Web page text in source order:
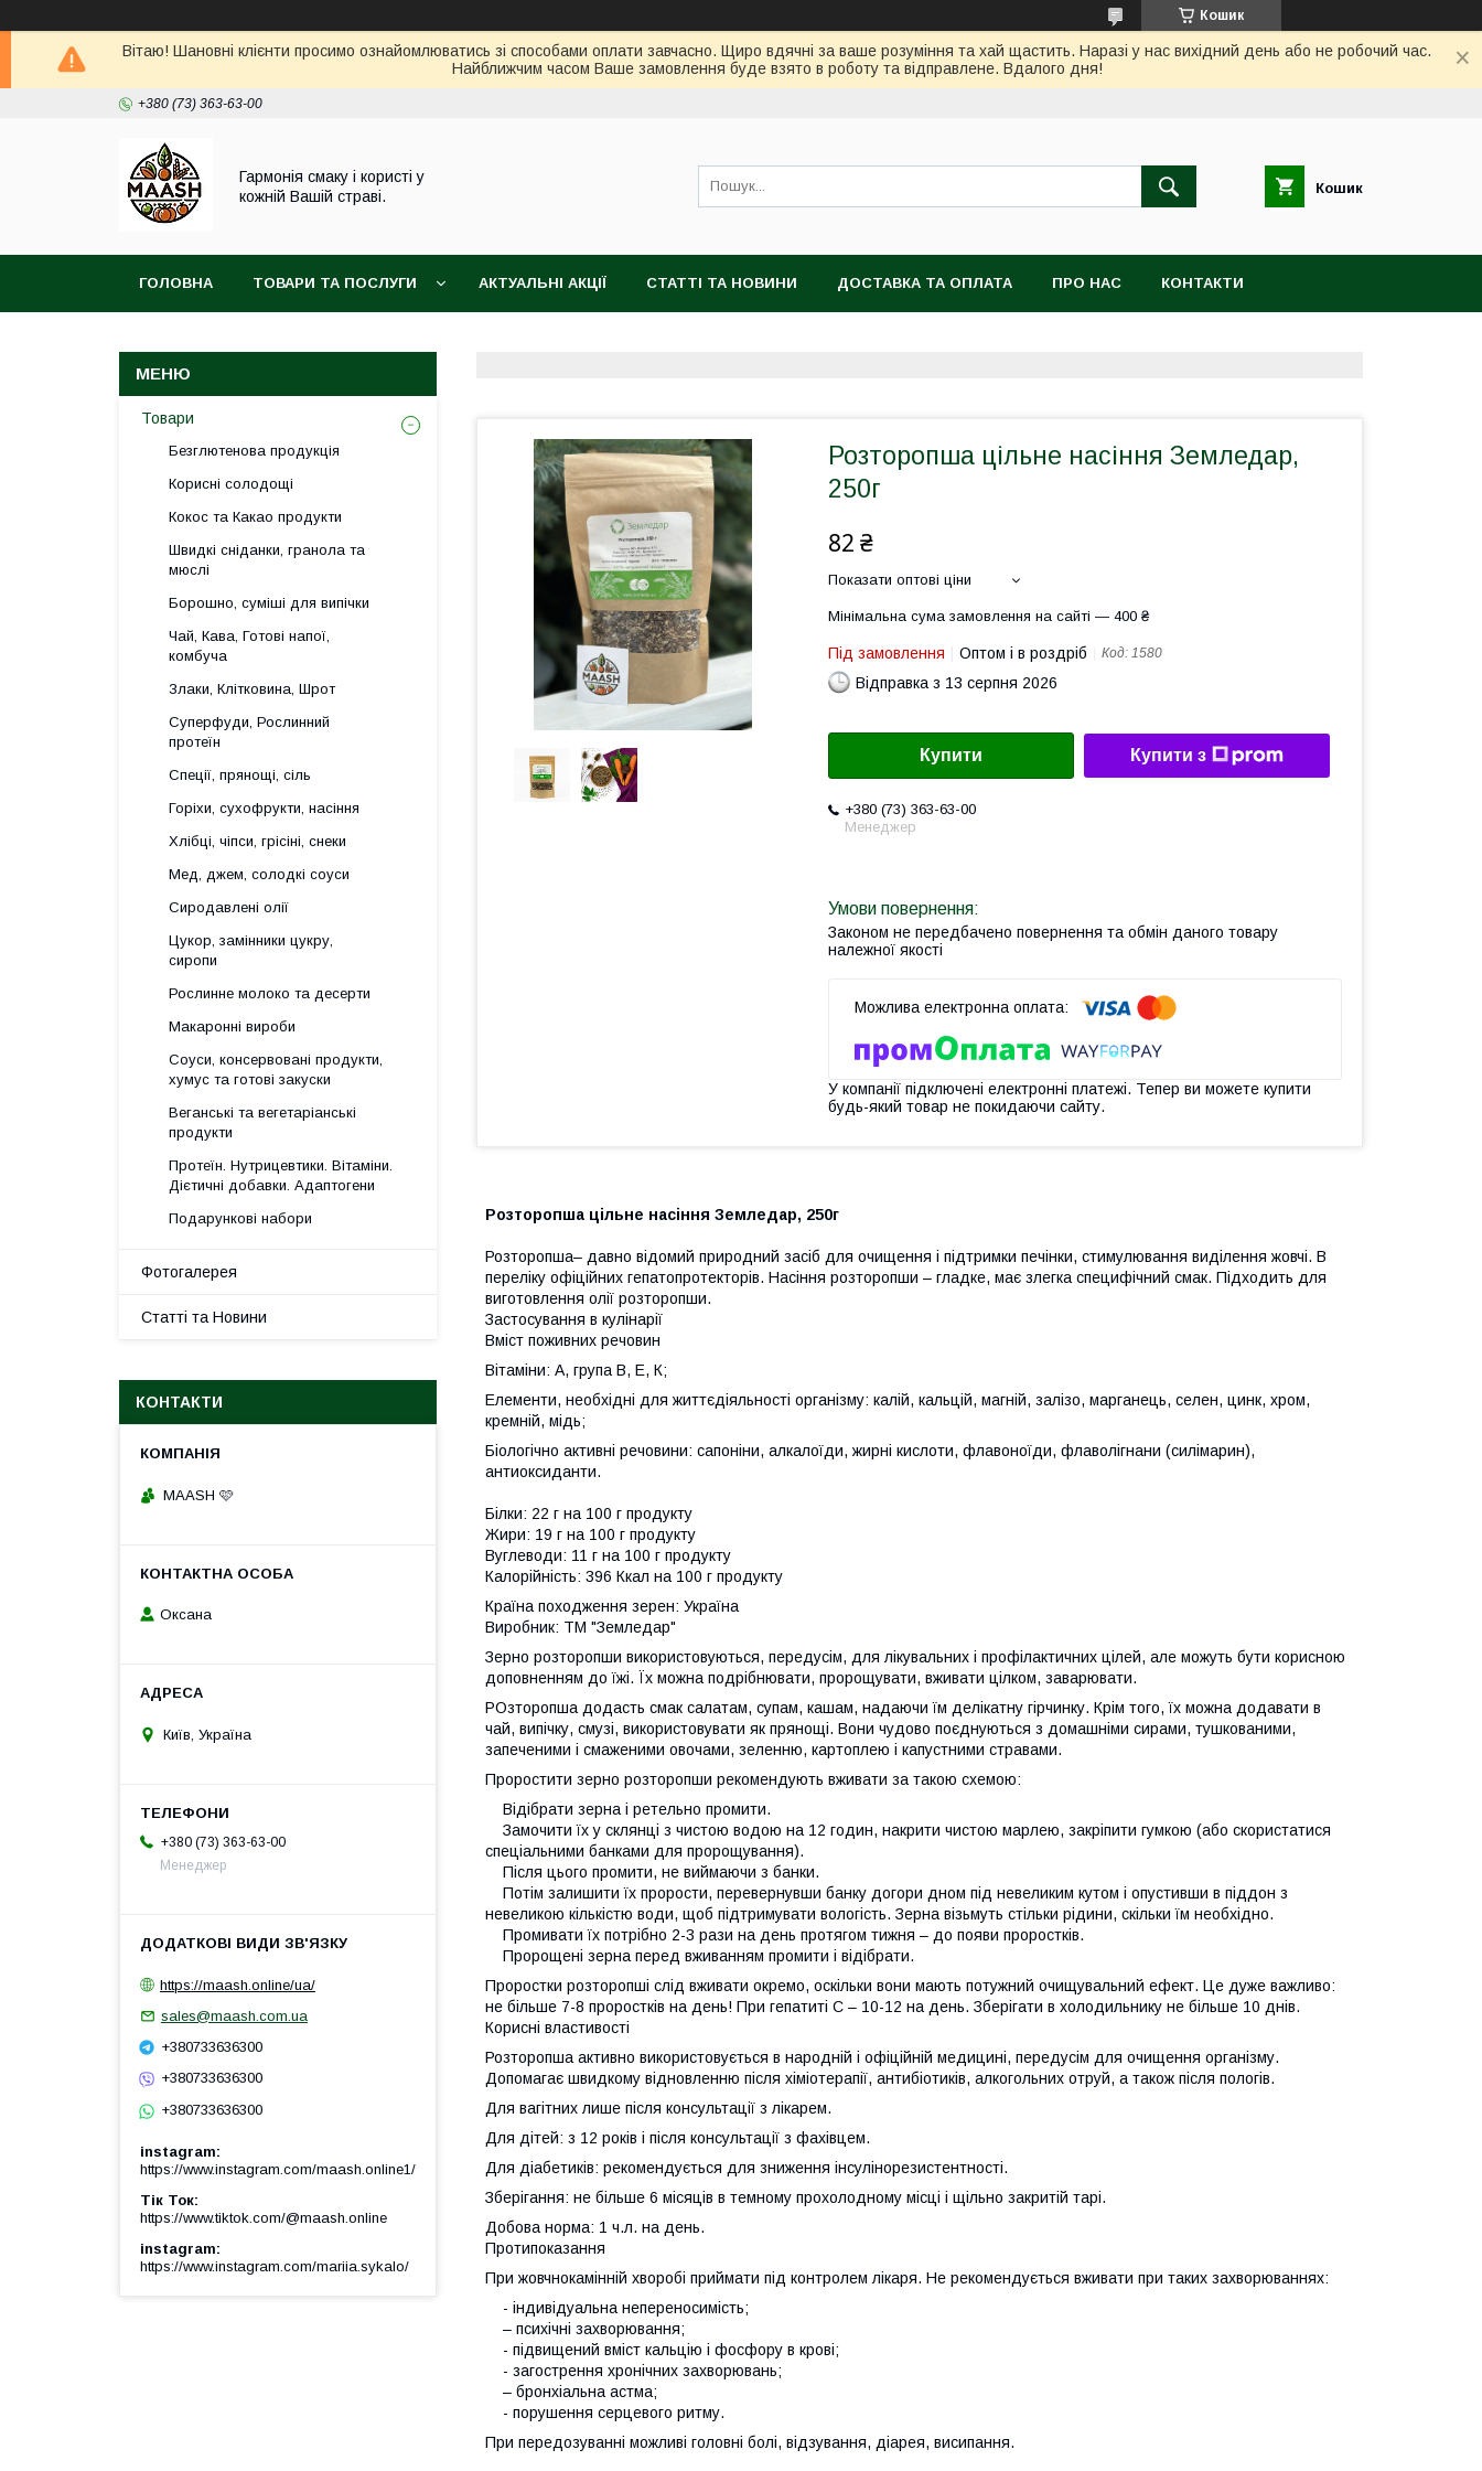
Кошик
Вітаю! Шановні клієнти просимо ознайомлюватись зі способами оплати завчасно. Щиро вдячні за ваше розуміння та хай щастить. Наразі у нас вихідний день або не робочий час.
Найближчим часом Ваше замовлення буде взято в роботу та відправлене. Вдалого дня!
+380 (73) 363-63-00
Гармонія смаку і користі у
кожній Вашій страві.
Кошик
ГОЛОВНА ТОВАРИ ТА ПОСЛУГИ АКТУАЛЬНІ АКЦІЇ СТАТТІ ТА НОВИНИ ДОСТАВКА ТА ОПЛАТА ПРО НАС КОНТАКТИ
Розторопша цільне насіння Земледар,
250г
82 ₴
Показати оптові ціни
Мінімальна сума замовлення на сайті — 400 ₴
Під замовлення Оптом і в роздріб Код: 1580
Відправка з 13 серпня 2026
Купити Купити з
+380 (73) 363-63-00
Менеджер
Законом не передбачено повернення та обмін даного товару
належної якості
У компанії підключені електронні платежі. Тепер ви можете купити
будь-який товар не покидаючи сайту.
Розторопша цільне насіння Земледар, 250г
Розторопша– давно відомий природний засіб для очищення і підтримки печінки, стимулювання виділення жовчі. В
переліку офіційних гепатопротекторів. Насіння розторопши – гладке, має злегка специфічний смак. Підходить для
виготовлення олії розторопши.
Застосування в кулінарії
Вміст поживних речовин
Вітаміни: А, група В, Е, К;
Елементи, необхідні для життєдіяльності організму: калій, кальцій, магній, залізо, марганець, селен, цинк, хром,
кремній, мідь;
Біологічно активні речовини: сапоніни, алкалоїди, жирні кислоти, флавоноїди, флаволігнани (силімарин),
антиоксиданти.
Білки: 22 г на 100 г продукту
Жири: 19 г на 100 г продукту
Вуглеводи: 11 г на 100 г продукту
Калорійність: 396 Ккал на 100 г продукту
Країна походження зерен: Україна
Виробник: ТМ "Земледар"
Зерно розторопши використовуються, передусім, для лікувальних і профілактичних цілей, але можуть бути корисною
доповненням до їжі. Їх можна подрібнювати, пророщувати, вживати цілком, заварювати.
РОзторопша додасть смак салатам, супам, кашам, надаючи їм делікатну гірчинку. Крім того, їх можна додавати в
чай, випічку, смузі, використовувати як прянощі. Вони чудово поєднуються з домашніми сирами, тушкованими,
запеченими і смаженими овочами, зеленню, картоплею і капустними стравами.
Проростити зерно розторопши рекомендують вживати за такою схемою:
Відібрати зерна і ретельно промити.
Замочити їх у склянці з чистою водою на 12 годин, накрити чистою марлею, закріпити гумкою (або скористатися
спеціальними банками для пророщування).
Після цього промити, не виймаючи з банки.
Потім залишити їх прорости, перевернувши банку догори дном під невеликим кутом і опустивши в піддон з
невеликою кількістю води, щоб підтримувати вологість. Зерна візьмуть стільки рідини, скільки їм необхідно.
Промивати їх потрібно 2-3 рази на день протягом тижня – до появи проростків.
Пророщені зерна перед вживанням промити і відібрати.
Пророcтки розторопші слід вживати окремо, оскільки вони мають потужний очищувальний ефект. Це дуже важливо:
не більше 7-8 проростків на день! При гепатиті С – 10-12 на день. Зберігати в холодильнику не більше 10 днів.
Корисні властивості
Розторопша активно використовується в народній і офіційній медицині, передусім для очищення організму.
Допомагає швидкому відновленню після хіміотерапії, антибіотиків, алкогольних отруй, а також після пологів.
Для вагітних лише після консультації з лікарем.
Для дітей: з 12 років і після консультації з фахівцем.
Для діабетиків: рекомендується для зниження інсулінорезистентності.
Зберігання: не більше 6 місяців в темному прохолодному місці і щільно закритій тарі.
Добова норма: 1 ч.л. на день.
Протипоказання
При жовчнокамінній хворобі приймати під контролем лікаря. Не рекомендується вживати при таких захворюваннях:
- індивідуальна непереносимість;
– психічні захворювання;
- підвищений вміст кальцію і фосфору в крові;
- загострення хронічних захворювань;
– бронхіальна астма;
- порушення серцевого ритму.
При передозуванні можливі головні болі, відзування, діарея, висипання.
Товари
Безглютенова продукція
Корисні солодощі
Кокос та Какао продукти
Швидкі сніданки, гранола та
мюслі
Борошно, суміші для випічки
Чай, Кава, Готові напої,
комбуча
Злаки, Клітковина, Шрот
Суперфуди, Рослинний
протеїн
Спеції, прянощі, сіль
Горіхи, сухофрукти, насіння
Хлібці, чіпси, грісіні, снеки
Мед, джем, солодкі соуси
Сиродавлені олії
Цукор, замінники цукру,
сиропи
Рослинне молоко та десерти
Макаронні вироби
Соуси, консервовані продукти,
хумус та готові закуски
Веганські та вегетаріанські
продукти
Протеїн. Нутрицевтики. Вітаміни.
Дієтичні добавки. Адаптогени
Подарункові набори
Фотогалерея
Статті та Новини
КОНТАКТИ
MAASH 🩷
Оксана
Київ, Україна
+380 (73) 363-63-00
Менеджер
https://maash.online/ua/
sales@maash.com.ua
+380733636300
+380733636300
+380733636300
instagram
https://www.instagram.com/maash.online1/
Тік Ток
https://www.tiktok.com/@maash.online
instagram
https://www.instagram.com/mariia.sykalo/